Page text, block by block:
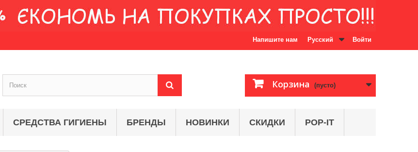
Войти
Русский
Напишите нам
Корзина (пусто)
СРЕДСТВА ГИГИЕНЫ БРЕНДЫ НОВИНКИ СКИДКИ POP-IT